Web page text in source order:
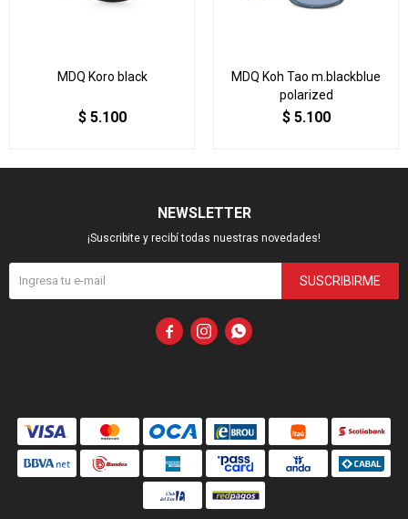
MDQ Koro black
$ 5.100
MDQ Koh Tao m.blackblue
polarized
$ 5.100
NEWSLETTER
¡Suscribite y recibí todas nuestras novedades!
SUSCRIBIRME
  